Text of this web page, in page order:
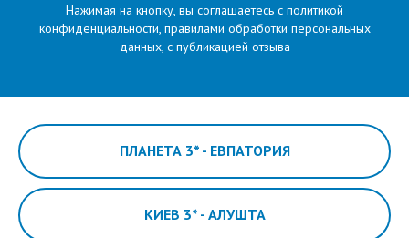
Нажимая на кнопку, вы соглашаетесь с политикой
конфиденциальности, правилами обработки персональных
данных, с публикацией отзыва
ПЛАНЕТА 3* - ЕВПАТОРИЯ
КИЕВ 3* - АЛУШТА